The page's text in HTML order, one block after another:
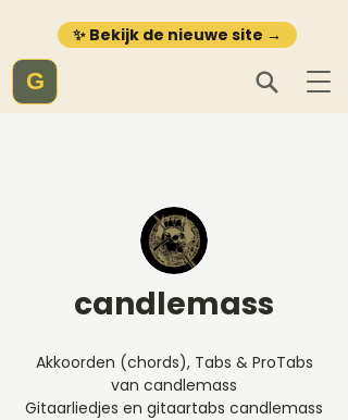
✨ Bekijk de nieuwe site →
G
candlemass
Akkoorden (chords), Tabs & ProTabs
van candlemass
Gitaarliedjes en gitaartabs candlemass